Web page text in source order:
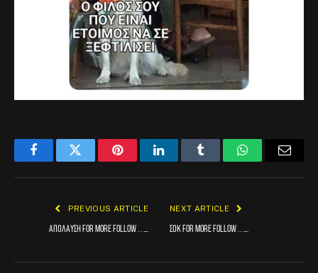
FacebookTwitter PinterestLinkedInTumblr WhatsApp
PREVIOUS ARTICLE
Απόλαυση For more follow . . ….
NEXT ARTICLE
Σοκ For more follow . . ….